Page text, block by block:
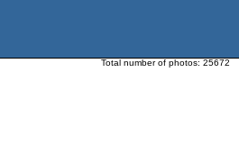
Total number of photos: 25672